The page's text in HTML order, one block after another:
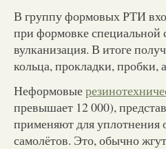
В группу формовых РТИ
при формовке специальной
вулканизация. В итоге
кольца, прокладки, пробки,
Неформовые
превышает 12 000),
применяют для уплотнения
самолётов. Это, обычно